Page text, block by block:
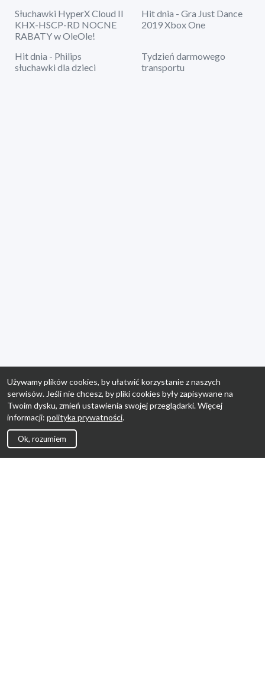
Słuchawki HyperX Cloud II
KHX-HSCP-RD NOCNE
RABATY w OleOle!
Hit dnia - Gra Just Dance
2019 Xbox One
Hit dnia - Philips
słuchawki dla dzieci
Tydzień darmowego
transportu
Używamy plików cookies, by ułatwić korzystanie z naszych
serwisów. Jeśli nie chcesz, by pliki cookies były zapisywane na
Twoim dysku, zmień ustawienia swojej przeglądarki. Więcej
informacji: polityka prywatności.
Ok, rozumiem